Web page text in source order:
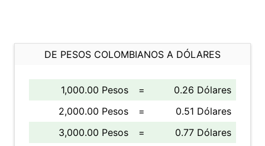
DE PESOS COLOMBIANOS A DÓLARES
1,000.00 Pesos =
0.26 Dólares
2,000.00 Pesos
=
0.51 Dólares
3,000.00 Pesos
=
0.77 Dólares